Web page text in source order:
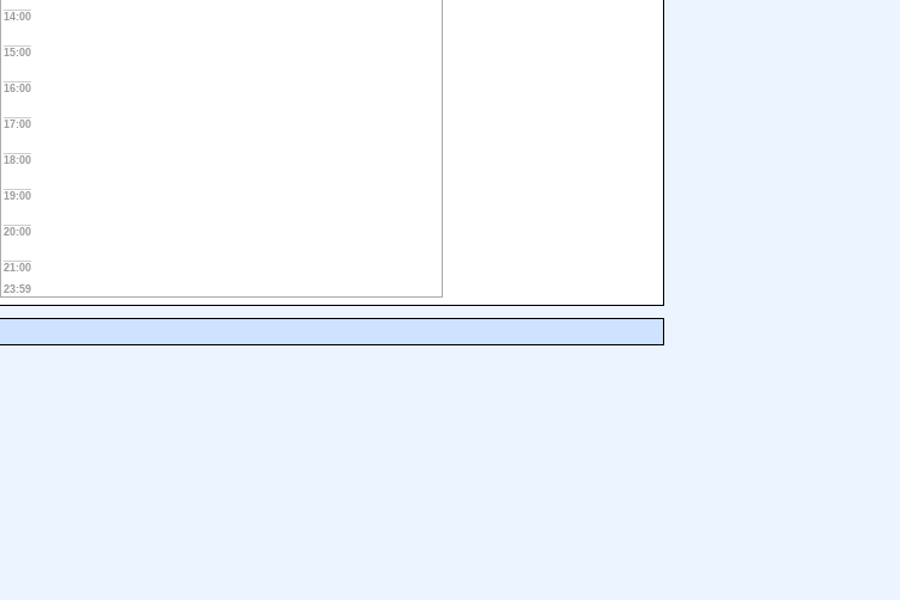
14:00
15:00
16:00
17:00
18:00
19:00
20:00
21:00
23:59